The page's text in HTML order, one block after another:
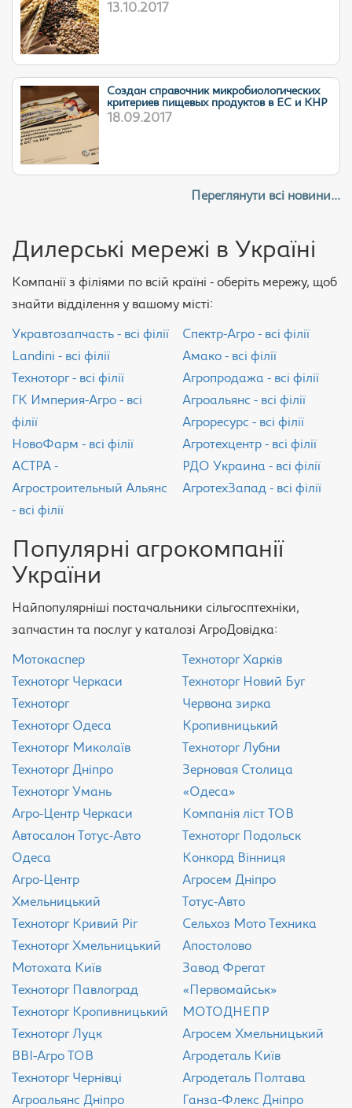
13.10.2017
Cоздан справочник микробиологических
критериев пищевых продуктов в ЕС и КНР
18.09.2017
Переглянути всі новини...
Дилерські мережі в Україні
Компанії з філіями по всій країні - оберіть мережу, щоб
знайти відділення у вашому місті:
Укравтозапчасть - всі філії
Landini - всі філії
Техноторг - всі філії
ГК Империя-Агро - всі
філії
НовоФарм - всі філії
АСТРА -
Агростроительный Альянс
- всі філії
Спектр-Агро - всі філії
Амако - всі філії
Агропродажа - всі філії
Агроальянс - всі філії
Агроресурс - всі філії
Агротехцентр - всі філії
РДО Украина - всі філії
АгротехЗапад - всі філії
Популярні агрокомпанії
України
Найпопулярніші постачальники сільгосптехніки,
запчастин та послуг у каталозі АгроДовідка:
Мотокаспер
Техноторг Черкаси
Техноторг
Техноторг Одеса
Техноторг Миколаїв
Техноторг Дніпро
Техноторг Умань
Агро-Центр Черкаси
Aвтосалон Тотус-Авто
Одеса
Агро-Центр
Хмельницький
Техноторг Кривий Ріг
Техноторг Хмельницький
Мотохата Київ
Техноторг Павлоград
Техноторг Кропивницький
Техноторг Луцк
ВВІ-Агро ТОВ
Техноторг Чернівці
Агроальянс Дніпро
Техноторг Харків
Техноторг Новий Буг
Червона зирка
Кропивницький
Техноторг Лубни
Зерновая Столица
«Одеса»
Компанія ліст ТОВ
Техноторг Подольск
Конкорд Вінниця
Агросем Дніпро
Тотус-Авто
Сельхоз Мото Техника
Апостолово
Завод Фрегат
«Первомайськ»
МОТОДНЕПР
Агросем Хмельницький
Агродеталь Київ
Агродеталь Полтава
Ганза-Флекс Дніпро